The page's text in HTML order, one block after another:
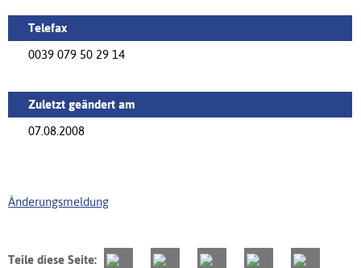
Telefax
0039 079 50 29 14
Zuletzt geändert am
07.08.2008
Änderungsmeldung
Teile diese Seite: